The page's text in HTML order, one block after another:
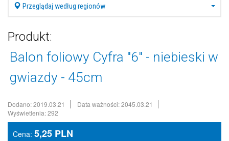
Przeglądaj według regionów
Produkt:
Balon foliowy Cyfra "6" - niebieski w
gwiazdy - 45cm
Dodano: 2019.03.21
Data ważności: 2045.03.21
Wyświetlenia: 292
Cena: 5,25 PLN